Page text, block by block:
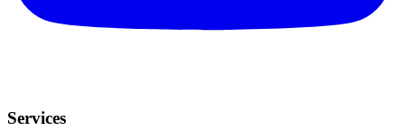
Services